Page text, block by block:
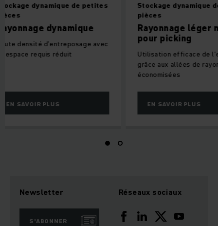
Stockage dynamique de petites
pièces
Rayonnage dynamique
Haute densité d’entreposage avec
un espace requis réduit
EN SAVOIR PLUS
Stockage
pièces
Rayonnage
pour picking
Utilisation
grâce aux allées
économisées
EN SAVOIR
Newsletter
S'ABONNER
Réseaux sociaux